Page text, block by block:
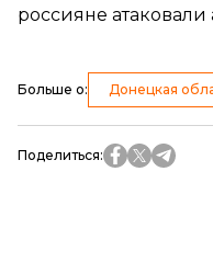
россияне
Больше о: Донецкая
Поделиться: